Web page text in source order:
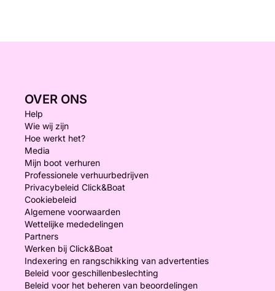
OVER ONS
Help
Wie wij zijn
Hoe werkt het?
Media
Mijn boot verhuren
Professionele verhuurbedrijven
Privacybeleid Click&Boat
Cookiebeleid
Algemene voorwaarden
Wettelijke mededelingen
Partners
Werken bij Click&Boat
Indexering en rangschikking van advertenties
Beleid voor geschillenbeslechting
Beleid voor het beheren van beoordelingen